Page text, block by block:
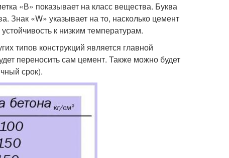
«В» показывает на класс вещества. Буква
Знак «W» указывает на то, насколько цемент
к низким температурам.
типов конструкций является главной
переносить сам цемент. Также можно будет
срок).